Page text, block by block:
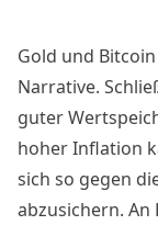
Gold und Bitcoin
Narrative.
guter
hoher Inflation
sich so gegen
abzusichern. An